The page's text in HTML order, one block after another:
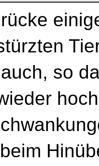
so